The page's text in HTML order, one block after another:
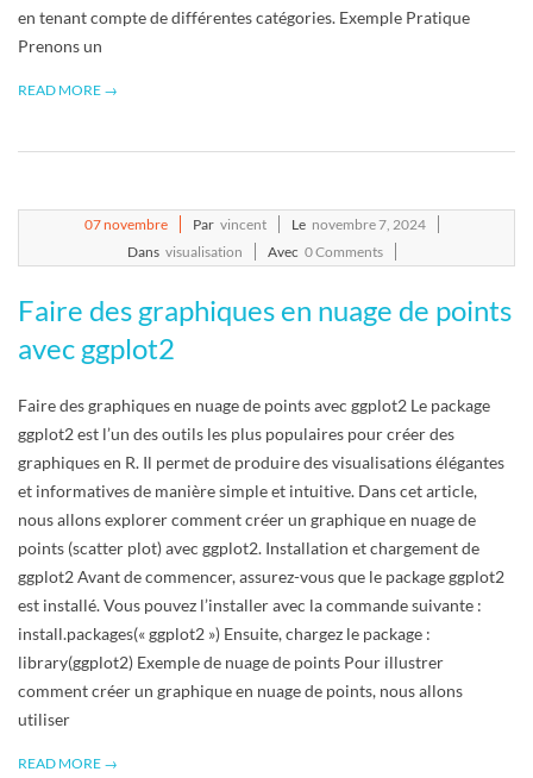
en tenant compte de différentes catégories. Exemple Pratique
Prenons un
READ MORE →
07novembre Par vincent Le novembre 7, 2024
Dans visualisation Avec 0 Comments
Faire des graphiques en nuage de points
avec ggplot2
Faire des graphiques en nuage de points avec ggplot2 Le package
ggplot2 est l’un des outils les plus populaires pour créer des
graphiques en R. Il permet de produire des visualisations élégantes
et informatives de manière simple et intuitive. Dans cet article,
nous allons explorer comment créer un graphique en nuage de
points (scatter plot) avec ggplot2. Installation et chargement de
ggplot2 Avant de commencer, assurez-vous que le package ggplot2
est installé. Vous pouvez l’installer avec la commande suivante :
install.packages(« ggplot2 ») Ensuite, chargez le package :
library(ggplot2) Exemple de nuage de points Pour illustrer
comment créer un graphique en nuage de points, nous allons
utiliser
READ MORE →